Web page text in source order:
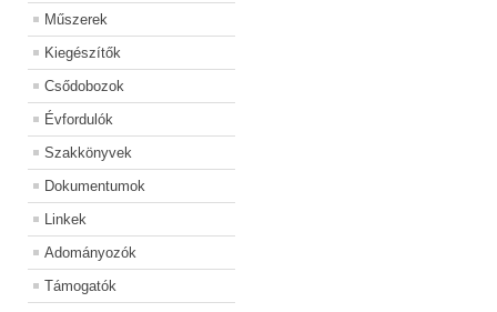
Műszerek
Kiegészítők
Csődobozok
Évfordulók
Szakkönyvek
Dokumentumok
Linkek
Adományozók
Támogatók